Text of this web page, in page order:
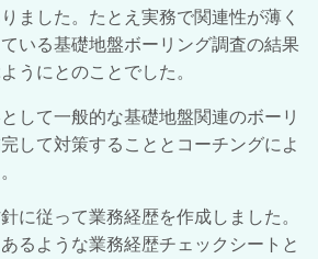
ました。たとえ実務で関連性が薄く
いる基礎地盤ボーリング調査の結果
うにとのことでした。
して一般的な基礎地盤関連のボーリ
して対策することとコーチングによ
に従って業務経歴を作成しました。
るような業務経歴チェックシートと